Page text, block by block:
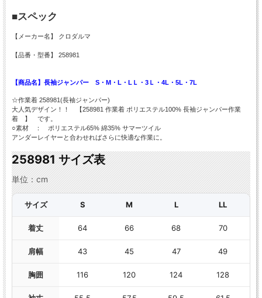
■スペック
【メーカー名】 クロダルマ
【品番・型番】 258981
【商品名】長袖ジャンパー S・M・L・LＬ・3Ｌ・4L・5L・7L
☆作業着 258981(長袖ジャンパー)
大人気デザイン！！ 【258981 作業着 ポリエステル100% 長袖ジャンパー作業
着 】 です。
○素材 ： ポリエステル65% 綿35% サマーツイル
アンダーレイヤーと合わせればさらに快適な作業に。
258981 サイズ表
単位：cm
サイズ S M L LL
着丈 64 66 68 70
肩幅 43 45 47 49
胸囲 116 120 124 128